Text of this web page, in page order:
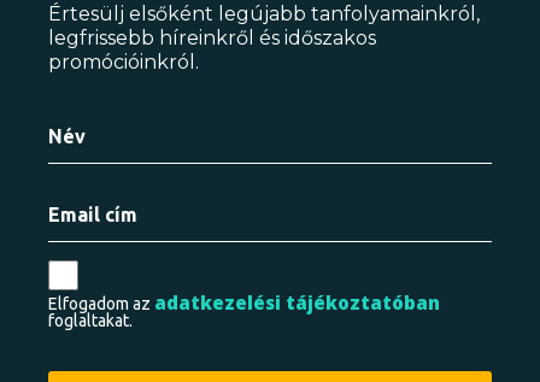
Értesülj elsőként legújabb tanfolyamainkról,
legfrissebb híreinkről és időszakos
promócióinkról.
Elfogadom az adatkezelési tájékoztatóban
foglaltakat.